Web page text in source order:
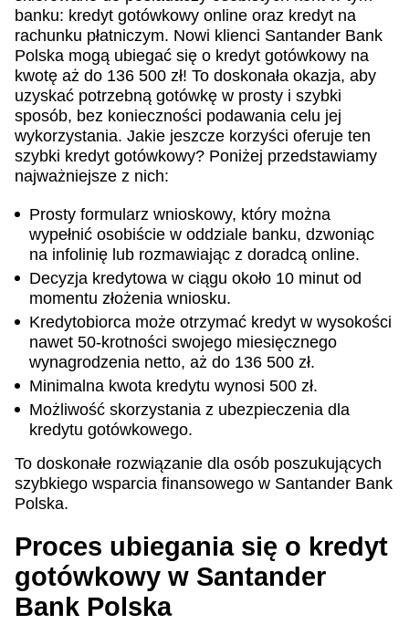
banku: kredyt gotówkowy online oraz kredyt na
rachunku płatniczym. Nowi klienci Santander Bank
Polska mogą ubiegać się o kredyt gotówkowy na
kwotę aż do 136 500 zł! To doskonała okazja, aby
uzyskać potrzebną gotówkę w prosty i szybki
sposób, bez konieczności podawania celu jej
wykorzystania. Jakie jeszcze korzyści oferuje ten
szybki kredyt gotówkowy? Poniżej przedstawiamy
najważniejsze z nich:
Prosty formularz wnioskowy, który można
wypełnić osobiście w oddziale banku, dzwoniąc
na infolinię lub rozmawiając z doradcą online.
Decyzja kredytowa w ciągu około 10 minut od
momentu złożenia wniosku.
Kredytobiorca może otrzymać kredyt w wysokości
nawet 50-krotności swojego miesięcznego
wynagrodzenia netto, aż do 136 500 zł.
Minimalna kwota kredytu wynosi 500 zł.
Możliwość skorzystania z ubezpieczenia dla
kredytu gotówkowego.
To doskonałe rozwiązanie dla osób poszukujących
szybkiego wsparcia finansowego w Santander Bank
Polska.
Proces ubiegania się o kredyt
gotówkowy w Santander
Bank Polska